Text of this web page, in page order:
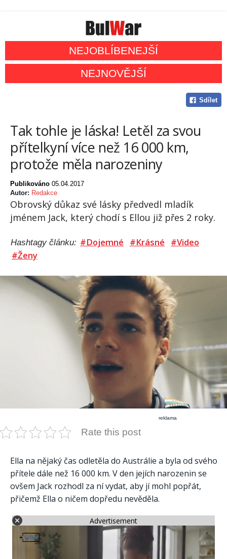
NEJOBLÍBENEJŠÍ
NEJNOVĚJŠÍ
Sdílet
Tak tohle je láska! Letěl za svou
přítelkyní více než 16 000 km,
protože měla narozeniny
Publikováno 05.04.2017
Autor: Redakce
Obrovský důkaz své lásky předvedl mladík
jménem Jack, který chodí s Ellou již přes 2 roky.
Hashtagy článku: #Dojemné #Krásné
#Video
#Ženy
reklama
Rate this post
Ella na nějaký čas odletěla do Austrálie a byla od svého
přítele dále než 16 000 km. V den jejích narozenin se
ovšem Jack rozhodl za ní vydat, aby jí mohl popřát,
přičemž Ella o ničem dopředu nevěděla.
Advertisement